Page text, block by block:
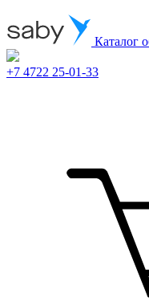
Каталог
+7 4722 25-01-33